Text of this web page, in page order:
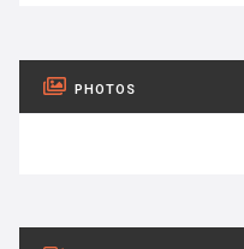
PHOTOS